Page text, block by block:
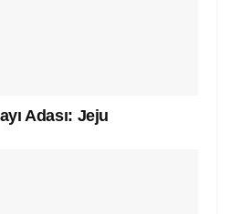
Adası: Jeju